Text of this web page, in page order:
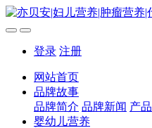
登录 注册
网站首页
品牌故事
品牌简介 品牌新闻 产
婴幼儿营养